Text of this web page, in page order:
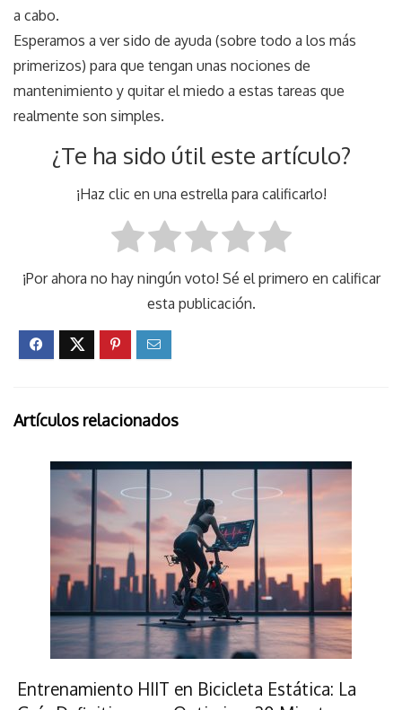
a cabo.
Esperamos a ver sido de ayuda (sobre todo a los más
primerizos) para que tengan unas nociones de
mantenimiento y quitar el miedo a estas tareas que
realmente son simples.
¿Te ha sido útil este artículo?
¡Haz clic en una estrella para calificarlo!
¡Por ahora no hay ningún voto! Sé el primero en calificar
esta publicación.
Artículos relacionados
Entrenamiento HIIT en Bicicleta Estática: La